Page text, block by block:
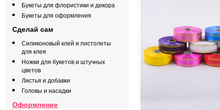
Букеты для флористики и декора
Букеты для оформления
Сделай сам
Силиконовый клей и пистолеты
для клея
Ножки для букетов и штучных
цветов
Листья и добавки
Головы и насадки
Оформление